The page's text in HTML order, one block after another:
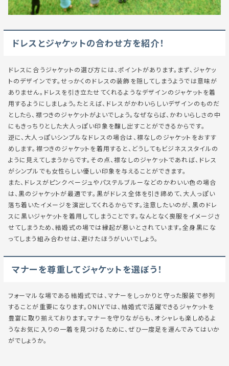
ドレスとジャケットの合わせ方を紹介！
ドレスに合うジャケットの選び方には、ポイントがあります。まず、ジャケッ
トのデザインです。せっかくのドレスの装飾を隠してしまうようでは意味が
ありません。ドレスを引き立たせてくれるようなデザインのジャケットを着
用するようにしましょう。たとえば、ドレスがかわいらしいデザインのものだ
としたら、襟つきのジャケットがよいでしょう。なぜならば、かわいらしさの中
にもきっちりとした大人っぽい印象を醸し出すことができるからです。
逆に、大人っぽいシンプルなドレスの場合は、襟なしのジャケットをおすす
めします。襟つきのジャケットを着用すると、どうしてもビジネススタイルの
ように見えてしまうからです。その点、襟なしのジャケットであれば、ドレス
がシンプルでも女性らしい優しい印象を与えることができます。
また、ドレスがピンクベージュやパステルブルーなどのかわいい色の場合
は、黒のジャケットが最適です。黒がドレス全体を引き締めて、大人っぽい
落ち着いたイメージを演出してくれるからです。注意したいのが、黒のドレ
スに黒いジャケットを着用してしまうことです。なんとなく喪服をイメージさ
せてしまうため、結婚式の場では縁起が悪いとされています。全身黒にな
ってしまう組み合わせは、避けたほうがいいでしょう。
マナーを尊重してジャケットを選ぼう！
フォーマルな場である結婚式では、マナーをしっかりと守った服装で参列
することが重要になります。ONLYでは、結婚式で活躍できるジャケットを
豊富に取り揃えております。マナーを守りながらも、オシャレも楽しめるよ
うなお気に入りの一着を見つけるために、ぜひ一度足を運んでみてはいか
がでしょうか。